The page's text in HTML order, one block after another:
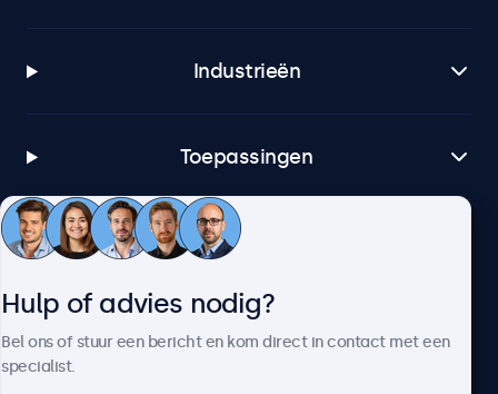
Industrieën
Toepassingen
Klantenservice
Hulp of advies nodig?
Bel ons of stuur een bericht en kom direct in contact met een
specialist.